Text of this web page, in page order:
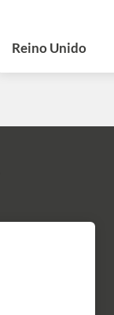
Reino Unido